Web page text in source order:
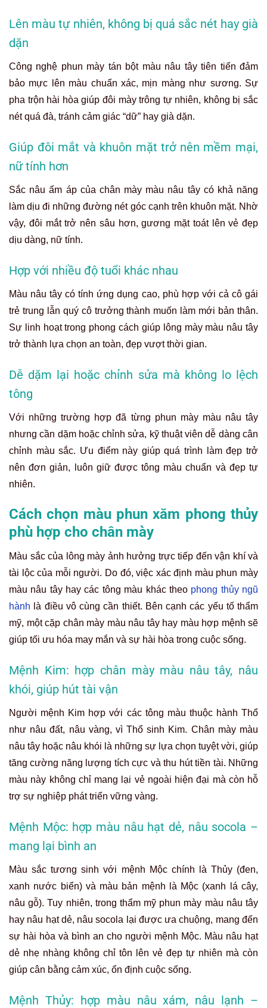
Lên màu tự nhiên, không bị quá sắc nét hay già
dặn
Công nghệ phun mày tán bột màu nâu tây tiên tiến đảm
bảo mực lên màu chuẩn xác, mịn màng như sương. Sự
pha trộn hài hòa giúp đôi mày trông tự nhiên, không bị sắc
nét quá đà, tránh cảm giác “dữ” hay già dặn.
Giúp đôi mắt và khuôn mặt trở nên mềm mại,
nữ tính hơn
Sắc nâu ấm áp của chân mày màu nâu tây có khả năng
làm dịu đi những đường nét góc cạnh trên khuôn mặt. Nhờ
vậy, đôi mắt trở nên sâu hơn, gương mặt toát lên vẻ đẹp
dịu dàng, nữ tính.
Hợp với nhiều độ tuổi khác nhau
Màu nâu tây có tính ứng dụng cao, phù hợp với cả cô gái
trẻ trung lẫn quý cô trưởng thành muốn làm mới bản thân.
Sự linh hoạt trong phong cách giúp lông mày màu nâu tây
trở thành lựa chọn an toàn, đẹp vượt thời gian.
Dễ dặm lại hoặc chỉnh sửa mà không lo lệch
tông
Với những trường hợp đã từng phun mày màu nâu tây
nhưng cần dặm hoặc chỉnh sửa, kỹ thuật viên dễ dàng cân
chỉnh màu sắc. Ưu điểm này giúp quá trình làm đẹp trở
nên đơn giản, luôn giữ được tông màu chuẩn và đẹp tự
nhiên.
Cách chọn màu phun xăm phong thủy
phù hợp cho chân mày
Màu sắc của lông mày ảnh hưởng trực tiếp đến vận khí và
tài lộc của mỗi người. Do đó, việc xác định màu phun mày
màu nâu tây hay các tông màu khác theo phong thủy ngũ
hành là điều vô cùng cần thiết. Bên cạnh các yếu tố thẩm
mỹ, một cặp chân mày màu nâu tây hay màu hợp mệnh sẽ
giúp tối ưu hóa may mắn và sự hài hòa trong cuộc sống.
Mệnh Kim: hợp chân mày màu nâu tây, nâu
khói, giúp hút tài vận
Người mệnh Kim hợp với các tông màu thuộc hành Thổ
như nâu đất, nâu vàng, vì Thổ sinh Kim. Chân mày màu
nâu tây hoặc nâu khói là những sự lựa chọn tuyệt vời, giúp
tăng cường năng lượng tích cực và thu hút tiền tài. Những
màu này không chỉ mang lại vẻ ngoài hiện đại mà còn hỗ
trợ sự nghiệp phát triển vững vàng.
Mệnh Mộc: hợp màu nâu hạt dẻ, nâu socola –
mang lại bình an
Màu sắc tương sinh với mệnh Mộc chính là Thủy (đen,
xanh nước biển) và màu bản mệnh là Mộc (xanh lá cây,
nâu gỗ). Tuy nhiên, trong thẩm mỹ phun mày màu nâu tây
hay nâu hạt dẻ, nâu socola lại được ưa chuộng, mang đến
sự hài hòa và bình an cho người mệnh Mộc. Màu nâu hạt
dẻ nhẹ nhàng không chỉ tôn lên vẻ đẹp tự nhiên mà còn
giúp cân bằng cảm xúc, ổn định cuộc sống.
Mệnh Thủy: hợp màu nâu xám, nâu lạnh –